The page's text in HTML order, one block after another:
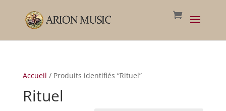
Accueil / Produits identifiés “Rituel”
Rituel